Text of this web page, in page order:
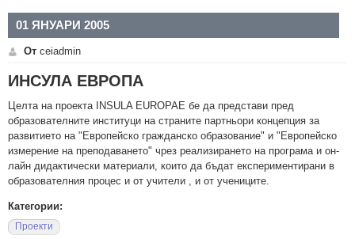
01 ЯНУАРИ 2005
От ceiadmin
ИНСУЛА ЕВРОПА
Целта на проекта INSULA EUROPAE бе да представи пред
образователните институци на страните партньори концепция за
развитието на "Европейско гражданско образование" и "Европейско
измерение на преподаването" чрез реализирането на програма и он-
лайн дидактически материали, които да бъдат експериментирани в
образователния процес и от учители , и от учениците.
Категории:
Проекти